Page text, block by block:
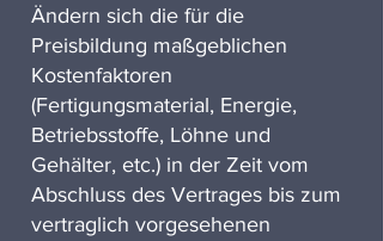
Ändern sich die für die
Preisbildung maßgeblichen
Kostenfaktoren
(Fertigungsmaterial, Energie,
Betriebsstoffe, Löhne und
Gehälter, etc.) in der Zeit vom
Abschluss des Vertrages bis zum
vertraglich vorgesehenen